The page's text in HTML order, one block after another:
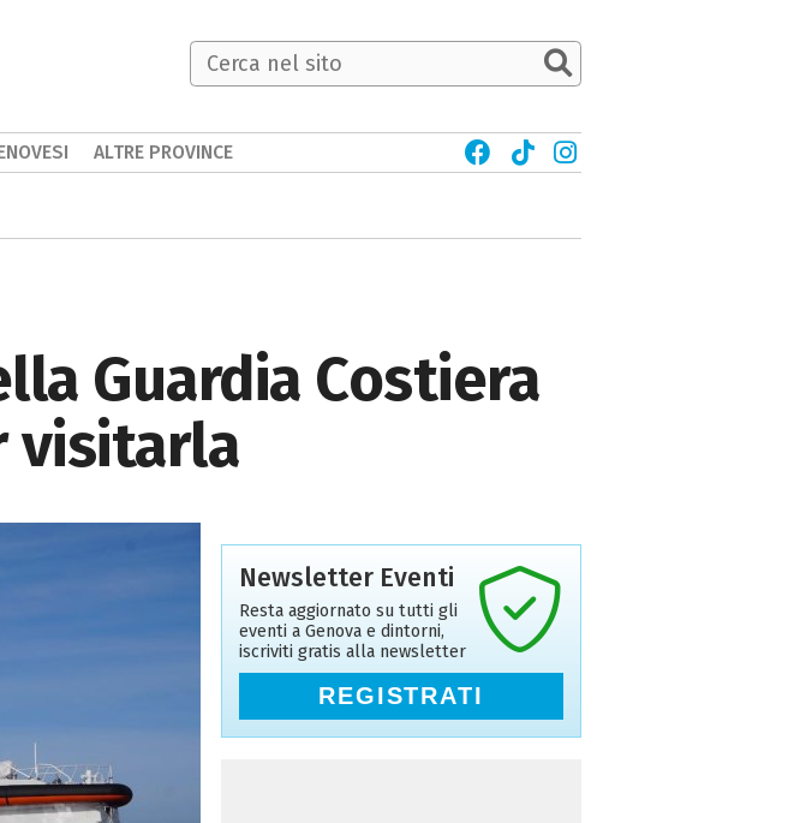
Guardia Costiera
visitarla
Newsletter Eventi
Resta aggiornato su tutti gli
eventi a Genova e dintorni,
iscriviti gratis alla newsletter
REGISTRATI
ALTRE PROVINCE